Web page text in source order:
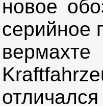
новое
серийное